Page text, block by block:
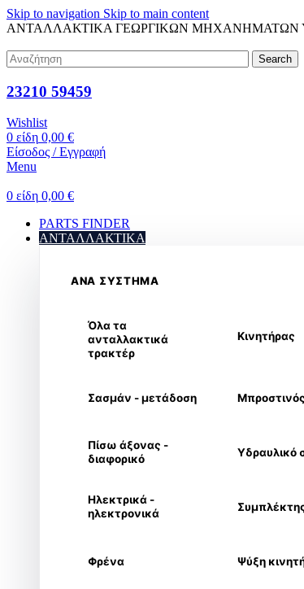
Skip to navigation Skip to main content
ΑΝΤΑΛΛΑΚΤΙΚΑ ΓΕΩΡΓΙΚΩΝ ΜΗΧΑΝΗΜΑΤΩΝ
Search
23210 59459
Wishlist
0 είδη 0,00 €
Είσοδος / Εγγραφή
Menu
0 είδη 0,00 €
PARTS FINDER
ΑΝΤΑΛΛΑΚΤΙΚΑ
ΑΝΑ ΣΥΣΤΗΜΑ
Όλα τα
ανταλλακτικά
τρακτέρ
Κινητήρας
Σασμάν - μετάδοση
Πίσω άξονας -
διαφορικό
Υδραυλικό
Ηλεκτρικά -
ηλεκτρονικά
Φρένα Ψύξη